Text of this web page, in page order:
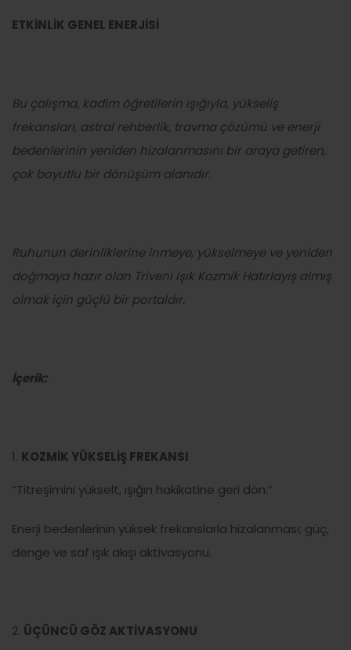
ETKİNLİK GENEL ENERJİSİ
Bu çalışma, kadim öğretilerin ışığıyla, yükseliş
frekansları, astral rehberlik, travma çözümü ve enerji
bedenlerinin yeniden hizalanmasını bir araya getiren,
çok boyutlu bir dönüşüm alanıdır.
Ruhunun derinliklerine inmeye, yükselmeye ve yeniden
doğmaya hazır olan Triveni Işık Kozmik Hatırlayış almış
olmak için güçlü bir portaldır.
İçerik:
KOZMİK YÜKSELİŞ FREKANSI
“Titreşimini yükselt, ışığın hakikatine geri dön.”
Enerji bedenlerinin yüksek frekanslarla hizalanması; güç,
denge ve saf ışık akışı aktivasyonu.
ÜÇÜNCÜ GÖZ AKTİVASYONU